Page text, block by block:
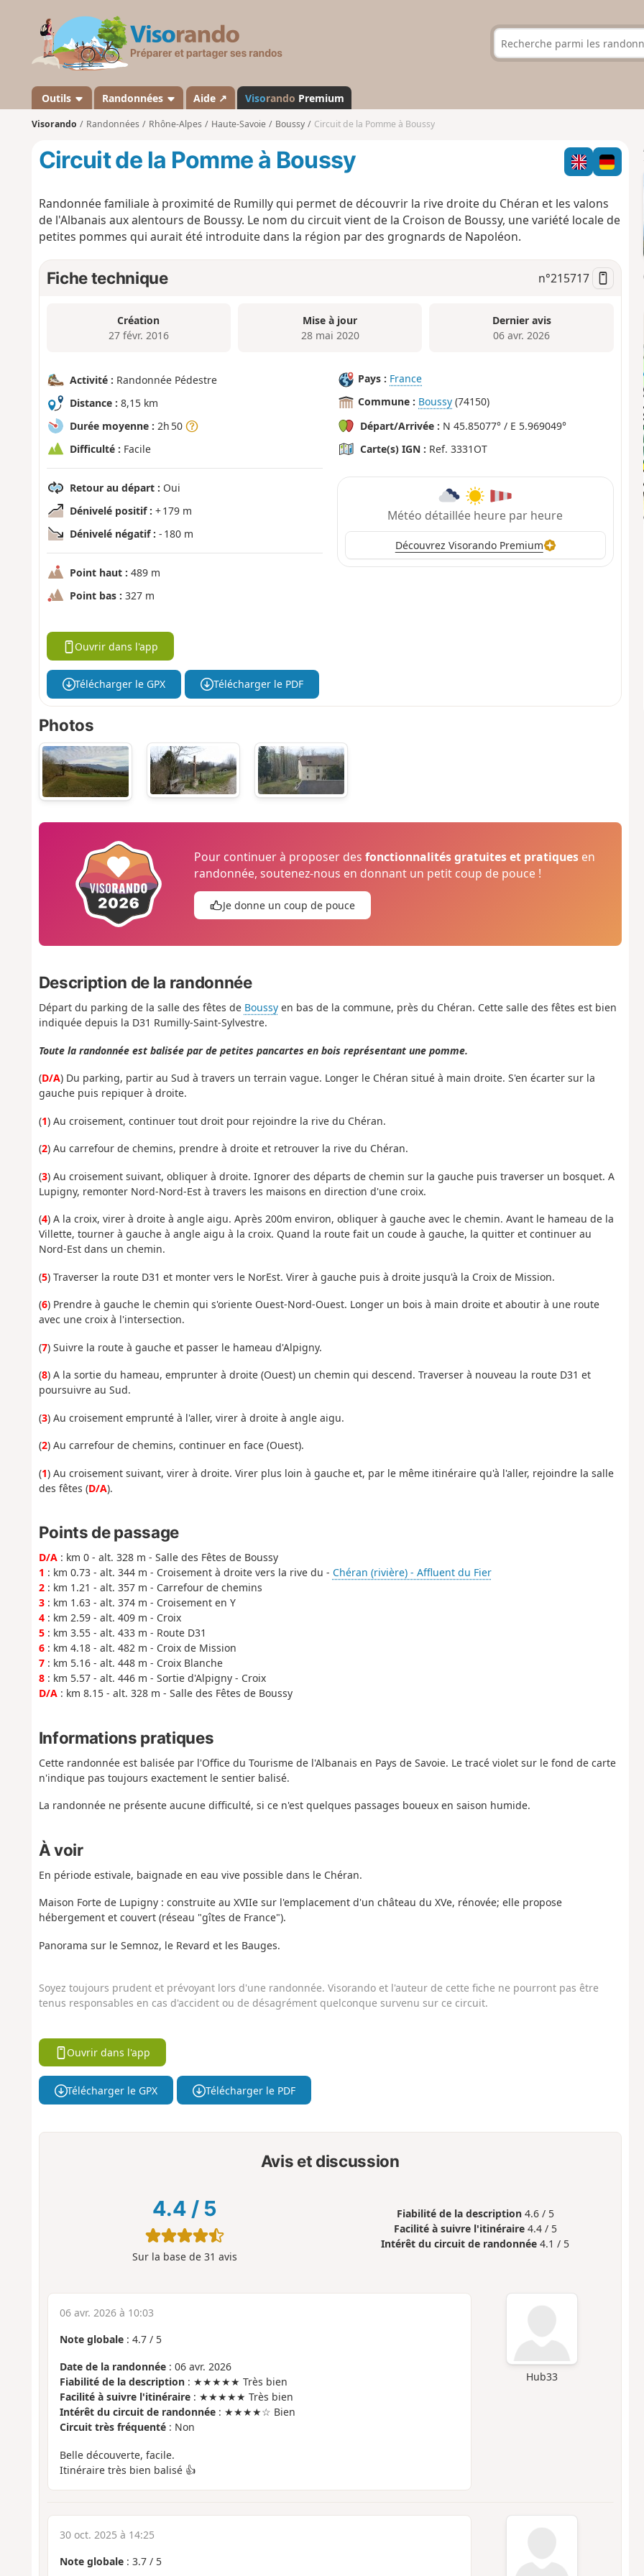
s
a
n
d
Outils Randonnées Aide ↗ Visorando Premium
Visorando Randonnées Rhône-Alpes Haute-Savoie Boussy Circuit de la Pomme à Boussy
Circuit de la Pomme à Boussy
Randonnée familiale à proximité de Rumilly qui permet de découvrir la rive droite du Chéran et les valons
de l'Albanais aux alentours de Boussy. Le nom du circuit vient de la Croison de Boussy, une variété locale de
petites pommes qui aurait été introduite dans la région par des grognards de Napoléon.
Fiche technique n°215717
Création
27 févr. 2016
Mise à jour
28 mai 2020
Dernier avis
06 avr. 2026
Activité : Randonnée Pédestre
Distance : 8,15 km
Durée moyenne : 2h 50
Difficulté : Facile
Retour au départ : Oui
Dénivelé positif : + 179 m
Dénivelé négatif : - 180 m
Point haut : 489 m
Point bas : 327 m
Pays : France
Commune : Boussy (74150)
Départ/Arrivée : N 45.85077° / E 5.969049°
Carte(s) IGN : Ref. 3331OT
Météo détaillée heure par heure
Découvrez Visorando Premium
Ouvrir dans l'app
Télécharger le GPX Télécharger le PDF
Photos
Pour continuer à proposer desfonctionnalités gratuites et pratiques en
randonnée, soutenez-nous en donnant un petit coup de pouce !
Je donne un coup de pouce
Description de la randonnée
Départ du parking de la salle des fêtes de Boussyen bas de la commune, près du Chéran. Cette salle des fêtes est bien
indiquée depuis la D31 Rumilly-Saint-Sylvestre.
Toute la randonnée est balisée par de petites pancartes en bois représentant une pomme.
(D/A) Du parking, partir au Sud à travers un terrain vague. Longer le Chéran situé à main droite. S'en écarter sur la
gauche puis repiquer à droite.
(1) Au croisement, continuer tout droit pour rejoindre la rive du Chéran.
(2) Au carrefour de chemins, prendre à droite et retrouver la rive du Chéran.
(3) Au croisement suivant, obliquer à droite. Ignorer des départs de chemin sur la gauche puis traverser un bosquet. A
Lupigny, remonter Nord-Nord-Est à travers les maisons en direction d'une croix.
(4) A la croix, virer à droite à angle aigu. Après 200m environ, obliquer à gauche avec le chemin. Avant le hameau de la
Villette, tourner à gauche à angle aigu à la croix. Quand la route fait un coude à gauche, la quitter et continuer au
Nord-Est dans un chemin.
(5) Traverser la route D31 et monter vers le NorEst. Virer à gauche puis à droite jusqu'à la Croix de Mission.
(6) Prendre à gauche le chemin qui s'oriente Ouest-Nord-Ouest. Longer un bois à main droite et aboutir à une route
avec une croix à l'intersection.
(7) Suivre la route à gauche et passer le hameau d'Alpigny.
(8) A la sortie du hameau, emprunter à droite (Ouest) un chemin qui descend. Traverser à nouveau la route D31 et
poursuivre au Sud.
(3) Au croisement emprunté à l'aller, virer à droite à angle aigu.
(2) Au carrefour de chemins, continuer en face (Ouest).
(1) Au croisement suivant, virer à droite. Virer plus loin à gauche et, par le même itinéraire qu'à l'aller, rejoindre la salle
des fêtes (D/A).
Points de passage
D/A: km 0 - alt. 328 m - Salle des Fêtes de Boussy
1 : km 0.73 - alt. 344 m - Croisement à droite vers la rive du - Chéran (rivière) - Affluent du Fier
2: km 1.21 - alt. 357 m - Carrefour de chemins
3: km 1.63 - alt. 374 m - Croisement en Y
4: km 2.59 - alt. 409 m - Croix
5: km 3.55 - alt. 433 m - Route D31
6: km 4.18 - alt. 482 m - Croix de Mission
7: km 5.16 - alt. 448 m - Croix Blanche
8: km 5.57 - alt. 446 m - Sortie d'Alpigny - Croix
D/A: km 8.15 - alt. 328 m - Salle des Fêtes de Boussy
Informations pratiques
Cette randonnée est balisée par l'Office du Tourisme de l'Albanais en Pays de Savoie. Le tracé violet sur le fond de carte
n'indique pas toujours exactement le sentier balisé.
La randonnée ne présente aucune difficulté, si ce n'est quelques passages boueux en saison humide.
À voir
En période estivale, baignade en eau vive possible dans le Chéran.
Maison Forte de Lupigny : construite au XVIIe sur l'emplacement d'un château du XVe, rénovée; elle propose
hébergement et couvert (réseau "gîtes de France").
Panorama sur le Semnoz, le Revard et les Bauges.
Soyez toujours prudent et prévoyant lors d'une randonnée. Visorando et l'auteur de cette fiche ne pourront pas être
tenus responsables en cas d'accident ou de désagrément quelconque survenu sur ce circuit.
Ouvrir dans l'app
Télécharger le GPX Télécharger le PDF
Avis et discussion
4.4 / 5
Sur la base de 31 avis
Fiabilité de la description 4.6 / 5
Facilité à suivre l'itinéraire 4.4 / 5
Intérêt du circuit de randonnée 4.1 / 5
Hub33
06 avr. 2026 à 10:03
Note globale: 4.7/ 5
Date de la randonnée: 06 avr. 2026
Fiabilité de la description: ★★★★★ Très bien
Facilité à suivre l'itinéraire: ★★★★★ Très bien
Intérêt du circuit de randonnée: ★★★★☆ Bien
Circuit très fréquenté: Non
Belle découverte, facile.
Itinéraire très bien balisé 👍
30 oct. 2025 à 14:25
Note globale: 3.7/ 5